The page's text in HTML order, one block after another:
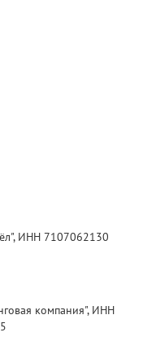
ИНН 7107062130
компания", ИНН